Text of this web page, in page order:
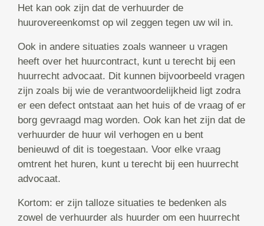
Het kan ook zijn dat de verhuurder de
huurovereenkomst op wil zeggen tegen uw wil in.
Ook in andere situaties zoals wanneer u vragen
heeft over het huurcontract, kunt u terecht bij een
huurrecht advocaat. Dit kunnen bijvoorbeeld vragen
zijn zoals bij wie de verantwoordelijkheid ligt zodra
er een defect ontstaat aan het huis of de vraag of er
borg gevraagd mag worden. Ook kan het zijn dat de
verhuurder de huur wil verhogen en u bent
benieuwd of dit is toegestaan. Voor elke vraag
omtrent het huren, kunt u terecht bij een huurrecht
advocaat.
Kortom: er zijn talloze situaties te bedenken als
zowel de verhuurder als huurder om een huurrecht